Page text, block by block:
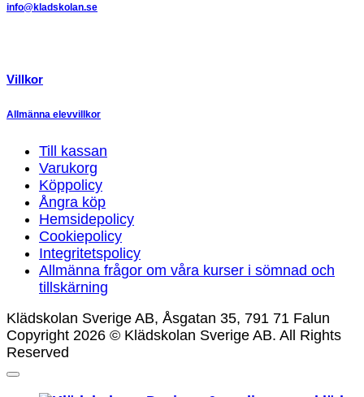
info@kladskolan.se
Villkor
Allmänna elevvillkor
Till kassan
Varukorg
Köppolicy
Ångra köp
Hemsidepolicy
Cookiepolicy
Integritetspolicy
Allmänna frågor om våra kurser i sömnad och
tillskärning
Klädskolan Sverige AB, Åsgatan 35, 791 71 Falun
Copyright 2026 © Klädskolan Sverige AB. All Rights
Reserved